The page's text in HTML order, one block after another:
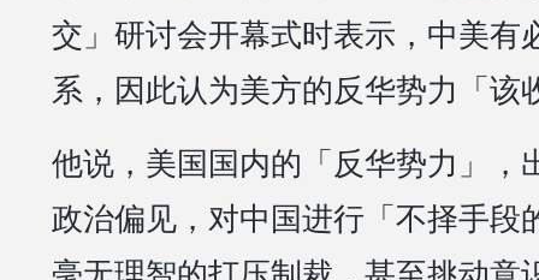
交」研讨会开幕式时表示，中美有
系，因此认为美方的反华势力「该
他说，美国国内的「反华势力」，
政治偏见，对中国进行「不择手段